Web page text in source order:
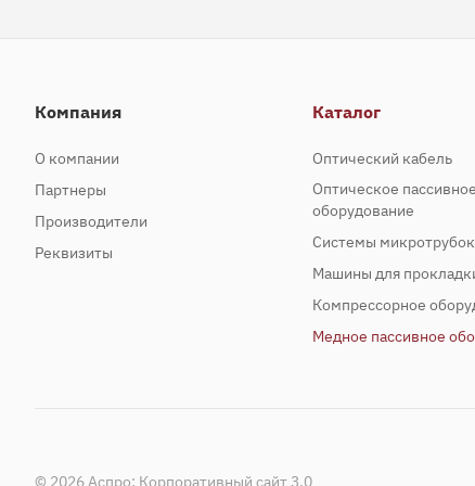
Компания
О компании
Партнеры
Производители
Реквизиты
Каталог
Оптический кабель
Оптическое пассивное
оборудование
Системы микротрубок
Машины для
Компрессорное
Медное пассивное
© 2026 Аспро: Корпоративный сайт 3.0